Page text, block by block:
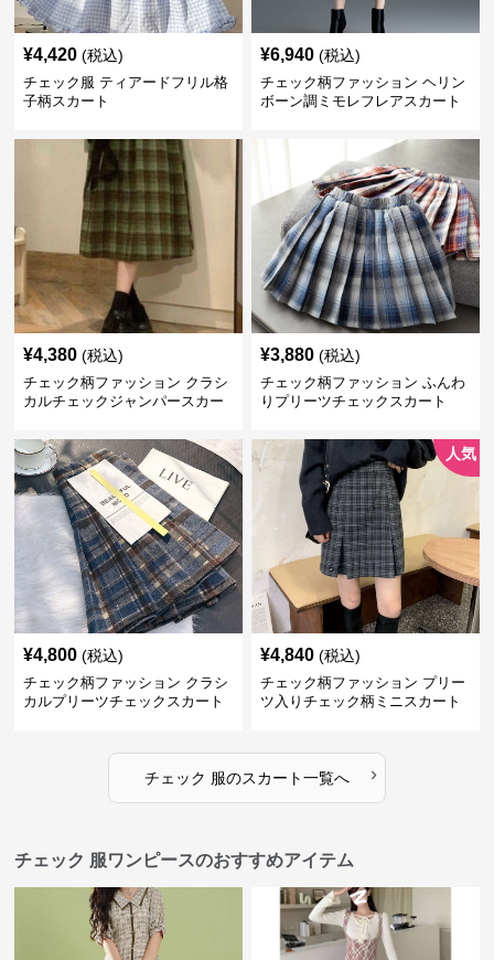
¥4,420 (税込)
チェック服 ティアードフリル格
子柄スカート
¥6,940 (税込)
チェック柄ファッション ヘリン
ボーン調ミモレフレアスカート
¥4,380 (税込)
チェック柄ファッション クラシ
カルチェックジャンパースカー
¥3,880 (税込)
チェック柄ファッション ふんわ
りプリーツチェックスカート
¥4,800 (税込)
チェック柄ファッション クラシ
カルプリーツチェックスカート
人気
¥4,840 (税込)
チェック柄ファッション プリー
ツ入りチェック柄ミニスカート
チェック 服のスカート一覧へ ›
チェック 服ワンピースのおすすめアイテム